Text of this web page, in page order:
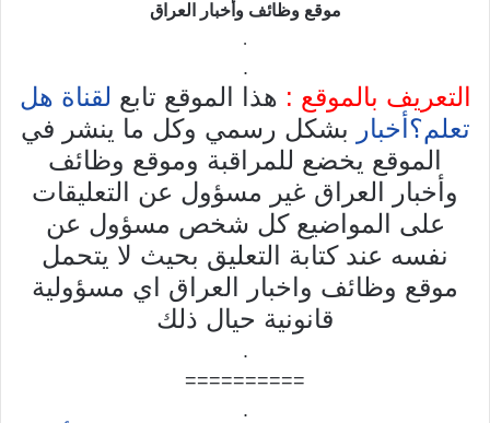
موقع وظائف وأخبار العراق
.
.
التعريف بالموقع : هذا الموقع تابع لقناة هل
تعلم؟أخبار بشكل رسمي وكل ما ينشر في
الموقع يخضع للمراقبة وموقع وظائف
وأخبار العراق غير مسؤول عن التعليقات
على المواضيع كل شخص مسؤول عن
نفسه عند كتابة التعليق بحيث لا يتحمل
موقع وظائف واخبار العراق اي مسؤولية
قانونية حيال ذلك
.
==========
.